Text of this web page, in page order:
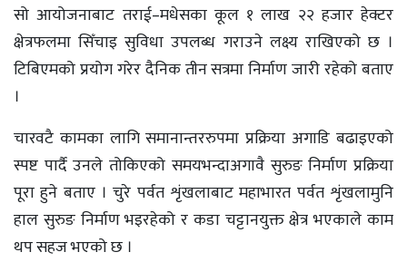
सो आयोजनाबाट तराई–मधेसका कूल १ लाख २२ हजार हेक्टर
क्षेत्रफलमा सिँचाइ सुविधा उपलब्ध गराउने लक्ष्य राखिएको छ ।
टिबिएमको प्रयोग गरेर दैनिक तीन सत्रमा निर्माण जारी रहेको बताए
।
चारवटै कामका लागि समानान्तररुपमा प्रक्रिया अगाडि बढाइएको
स्पष्ट पार्दै उनले तोकिएको समयभन्दाअगावै सुरुङ निर्माण प्रक्रिया
पूरा हुने बताए । चुरे पर्वत शृंखलाबाट महाभारत पर्वत शृंखलामुनि
हाल सुरुङ निर्माण भइरहेको र कडा चट्टानयुक्त क्षेत्र भएकाले काम
थप सहज भएको छ ।